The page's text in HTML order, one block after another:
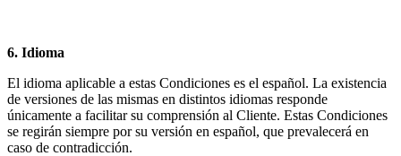
6. Idioma
El idioma aplicable a estas Condiciones es el español. La existencia
de versiones de las mismas en distintos idiomas responde
únicamente a facilitar su comprensión al Cliente. Estas Condiciones
se regirán siempre por su versión en español, que prevalecerá en
caso de contradicción.